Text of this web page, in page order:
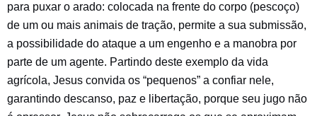
para puxar o arado: colocada na frente do corpo (pescoço)
de um ou mais animais de tração, permite a sua submissão,
a possibilidade do ataque a um engenho e a manobra por
parte de um agente. Partindo deste exemplo da vida
agrícola, Jesus convida os “pequenos” a confiar nele,
garantindo descanso, paz e libertação, porque seu jugo não